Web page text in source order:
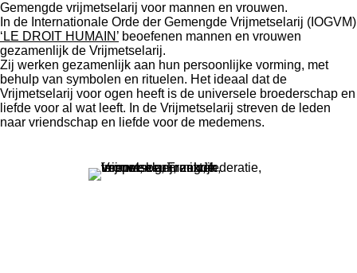
Gemengde vrijmetselarij voor mannen en vrouwen.
In de Internationale Orde der Gemengde Vrijmetselarij (IOGVM)
‘LE DROIT HUMAIN’ beoefenen mannen en vrouwen
gezamenlijk de Vrijmetselarij.
Zij werken gezamenlijk aan hun persoonlijke vorming, met
behulp van symbolen en rituelen. Het ideaal dat de
Vrijmetselarij voor ogen heeft is de universele broederschap en
liefde voor al wat leeft. In de Vrijmetselarij streven de leden
naar vriendschap en liefde voor de medemens.